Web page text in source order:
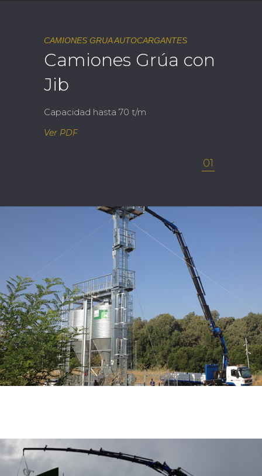
CAMIONES GRUA AUTOCARGANTES
Camiones Grúa con
Jib
Capacidad hasta 70 t/m
Ver PDF
01